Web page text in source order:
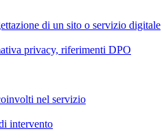
di un sito o servizio digitale
privacy, riferimenti DPO
nel servizio
intervento